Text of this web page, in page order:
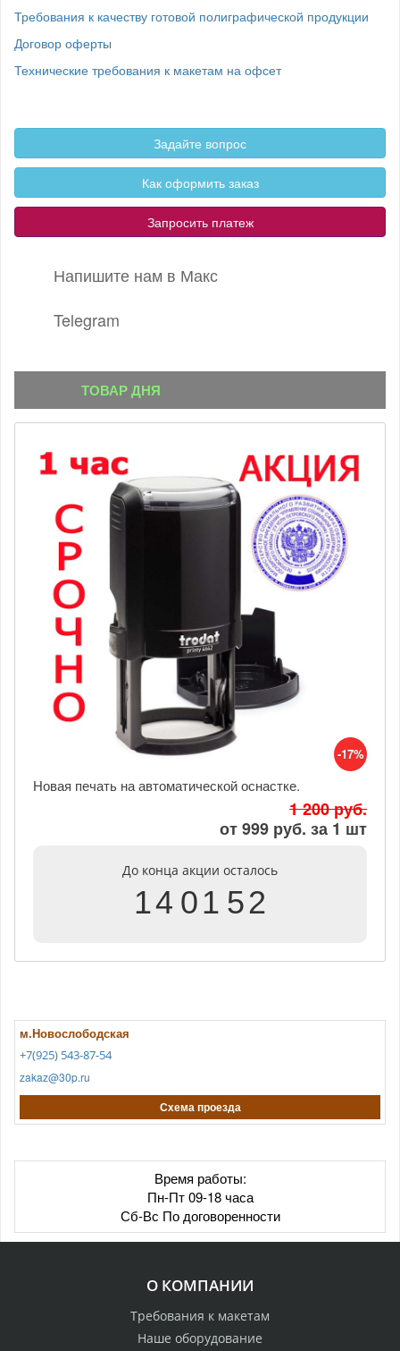
Требования к качеству готовой полиграфической продукции
Договор оферты
Технические требования к макетам на офсет
Задайте вопрос
Как оформить заказ
Запросить платеж
Напишите нам в Макс
Telegram
ТОВАР ДНЯ
-17%
Новая печать на автоматической оснастке.
от 999 руб. за 1 шт
1 200 руб.
До конца акции осталось
14 01 52
м.Новослободская
+7(925) 543-87-54
zakaz@30p.ru
Схема проезда
Время работы:
Пн-Пт 09-18 часа
Сб-Вс По договоренности
О КОМПАНИИ
Требования к макетам
Наше оборудование